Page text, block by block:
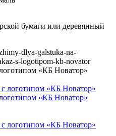
dlya-galstuka-na-
s-logotipom-kb-novator
«КБ Новатор»
«КБ Новатор»